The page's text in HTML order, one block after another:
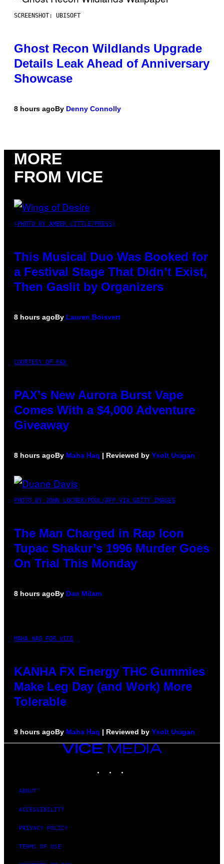
SCREENSHOT: UBISOFT
Ghost Recon Wildlands Upgrade
Details Leak Ahead of Anniversary
Showcase
8 hours agoBy Denny Connolly
MORE
FROM VICE
(PHOTO BY AMBER LITTLE/PRESS)
This Musical Duo Was Booked for
a Festival Stage That Didn’t Exist,
Then Gaslit by Organizers
8 hours agoBy Lauren Boisvert
COURTESY OF PAX
PAX’s New Aurora Burst Vape
Comes With a $4,000 Adventure
Giveaway
8 hours agoBy Maha Haq | Reviewed by Ysolt Usigan
PHOTO BY JOHN LOCHER/POOL/AFP VIA GETTY IMAGES
The Man Charged in Rap Icon
Tupac Shakur’s 1996 Murder Goes
On Trial This Monday
8 hours agoBy Dan Milam
MAHA HAQ FOR VICE
KANHA FX Energy THC Gummies
Make Leg Day (and Work) More
Tolerable
9 hours agoBy Maha Haq | Reviewed by Ysolt Usigan
VICE
MEDIA
ABOUT
ACCESSIBILITY
PRIVACY POLICY
TERMS OF USE